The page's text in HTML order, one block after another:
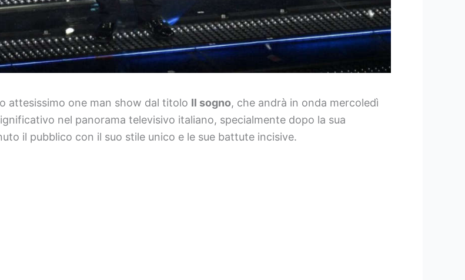
attesissimo one man show dal titolo Il sogno, che andrà in onda mercoledì
nel panorama televisivo italiano, specialmente dopo la sua
il pubblico con il suo stile unico e le sue battute incisive.